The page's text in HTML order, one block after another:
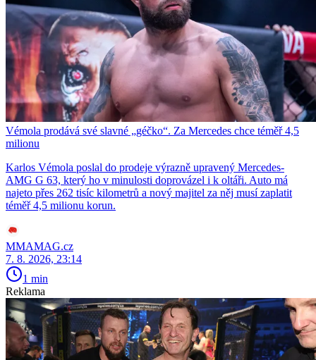
Vémola prodává své slavné „géčko“. Za Mercedes chce téměř 4,5
milionu
Karlos Vémola poslal do prodeje výrazně upravený Mercedes-
AMG G 63, který ho v minulosti doprovázel i k oltáři. Auto má
najeto přes 262 tisíc kilometrů a nový majitel za něj musí zaplatit
téměř 4,5 milionu korun.
MMAMAG.cz
7. 8. 2026, 23:14
1 min
Reklama